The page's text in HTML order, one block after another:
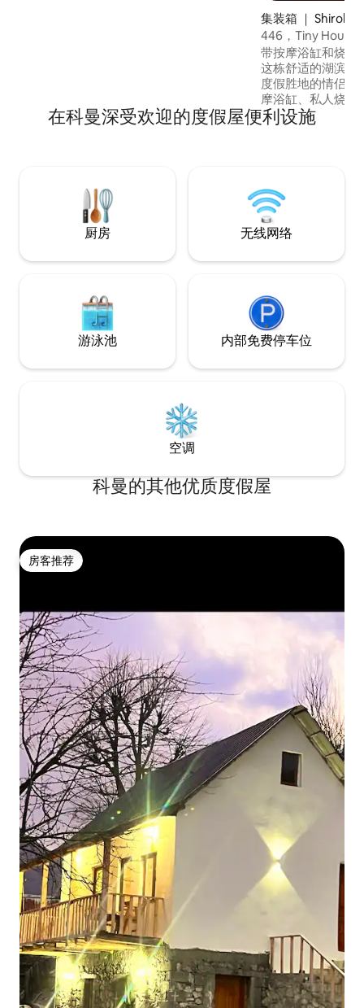
集装箱 ｜ Shiroka
446，Tiny House
带按摩浴缸和烧烤
这栋舒适的湖滨小
度假胜地的情侣入
摩浴缸、私人烧烤
观的斯库台尔湖。
轻松的周末，这里
收取 20 欧元的燃
在科曼深受欢迎的度假屋便利设施
厨房 无线网络
游泳池 内部免费停车位
空调
科曼的其他优质度假屋
房客推荐
房客推荐